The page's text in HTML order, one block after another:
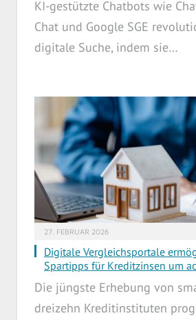
KI-gestützte Chatbots wie
Chat und Google SGE
digitale Suche, indem sie…
27. FEBRUAR 2026
Digitale Vergleichsportale
Spartipps für Kreditzinsen um
Die jüngste Erhebung von
dreizehn Kreditinstituten